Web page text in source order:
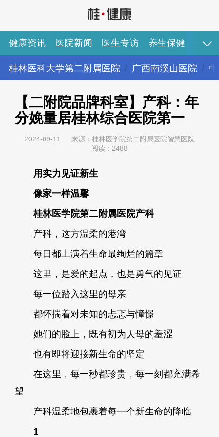
健康资讯 医院新闻 医生专访 养生保健 健康
桂林医科大学第二附属医院 广西南溪山医院
健康资讯 医院新闻 医生专访 养生保健 健康视频
专家推荐 图说健康
【二附院品牌科室】产科：年
分娩量居桂林综合医院第一
2024-09-11
来源：桂林医学院第二附属医院智慧医院
阅读：2488
用实力见证新生
像家一样温馨
桂林医学院第二附属医院产科
产科，这方温柔的港湾
每日都上演着生命最绚烂的篇章
这里，是爱的起点，也是勇气的见证
每一位踏入这里的母亲
都怀揣着对未知的忐忑与憧憬
她们的脸上，既有初为人母的羞涩
也有即将迎接新生命的坚定
在这里，每一秒都珍贵，每一刻都充满希
望
产科温柔地包裹着每一个新生命的降临
1